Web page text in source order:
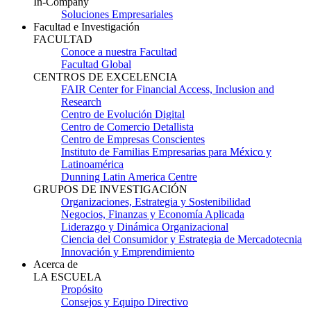
Soluciones Empresariales
Facultad e Investigación
FACULTAD
Conoce a nuestra Facultad
Facultad Global
CENTROS DE EXCELENCIA
FAIR Center for Financial Access, Inclusion and
Research
Centro de Evolución Digital
Centro de Comercio Detallista
Centro de Empresas Conscientes
Instituto de Familias Empresarias para México y
Latinoamérica
Dunning Latin America Centre
GRUPOS DE INVESTIGACIÓN
Organizaciones, Estrategia y Sostenibilidad
Negocios, Finanzas y Economía Aplicada
Liderazgo y Dinámica Organizacional
Ciencia del Consumidor y Estrategia de Mercadotecnia
Innovación y Emprendimiento
Acerca de
LA ESCUELA
Propósito
Consejos y Equipo Directivo